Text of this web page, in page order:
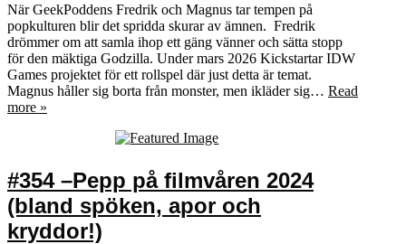
När GeekPoddens Fredrik och Magnus tar tempen på
popkulturen blir det spridda skurar av ämnen. Fredrik
drömmer om att samla ihop ett gäng vänner och sätta stopp
för den mäktiga Godzilla. Under mars 2026 Kickstartar IDW
Games projektet för ett rollspel där just detta är temat.
Magnus håller sig borta från monster, men ikläder sig… Read
more »
#354 –Pepp på filmvåren 2024
(bland spöken, apor och
kryddor!)